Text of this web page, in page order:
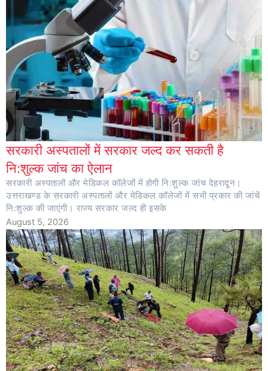
सरकारी अस्पतालों में सरकार जल्द कर सकती है
नि:शुल्क जांच का ऐलान
सरकारी अस्पतालों और मेडिकल कॉलेजों में होगी नि:शुल्क जांच देहरादून।
उत्तराखण्ड के सरकारी अस्पतालों और मेडिकल कॉलेजों में सभी प्रकार की जांचें
नि:शुल्क की जाएंगी। राज्य सरकार जल्द ही इसके
August 5, 2026